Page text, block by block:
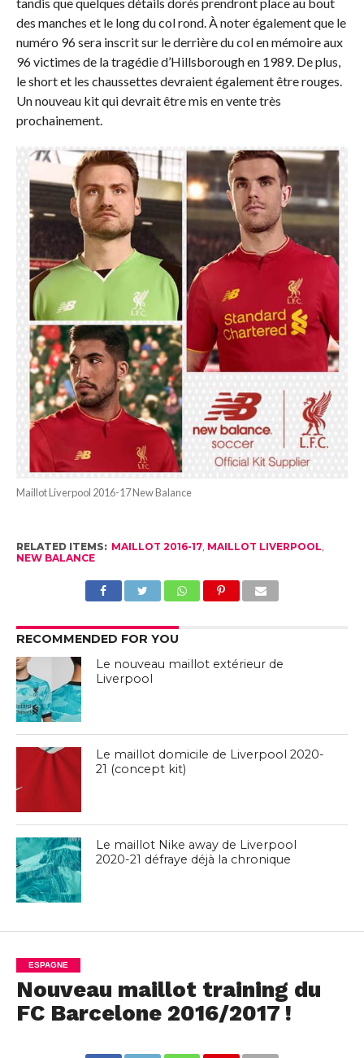
des manches et le long du col rond. À noter également que le
numéro 96 sera inscrit sur le derrière du col en mémoire aux
96 victimes de la tragédie d’Hillsborough en 1989. De plus,
le short et les chaussettes devraient également être rouges.
Un nouveau kit qui devrait être mis en vente très
prochainement.
Maillot Liverpool 2016-17 New Balance
RELATED ITEMS: MAILLOT 2016-17, MAILLOT LIVERPOOL,
NEW BALANCE
RECOMMENDED FOR YOU
Le nouveau maillot extérieur de
Liverpool
Le maillot domicile de Liverpool 2020-
21 (concept kit)
Le maillot Nike away de Liverpool
2020-21 défraye déjà la chronique
ESPAGNE
Nouveau maillot training du
FC Barcelone 2016/2017 !